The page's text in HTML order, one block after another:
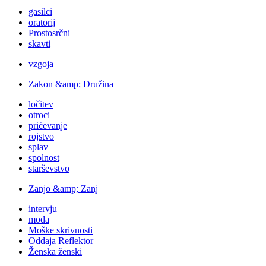
gasilci
oratorij
Prostosrčni
skavti
vzgoja
Zakon &amp; Družina
ločitev
otroci
pričevanje
rojstvo
splav
spolnost
starševstvo
Zanjo &amp; Zanj
intervju
moda
Moške skrivnosti
Oddaja Reflektor
Ženska ženski